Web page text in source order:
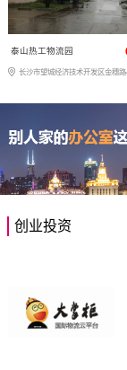
泰山热工物流园
长沙市望城经济技术开发区金穗路
创业投资